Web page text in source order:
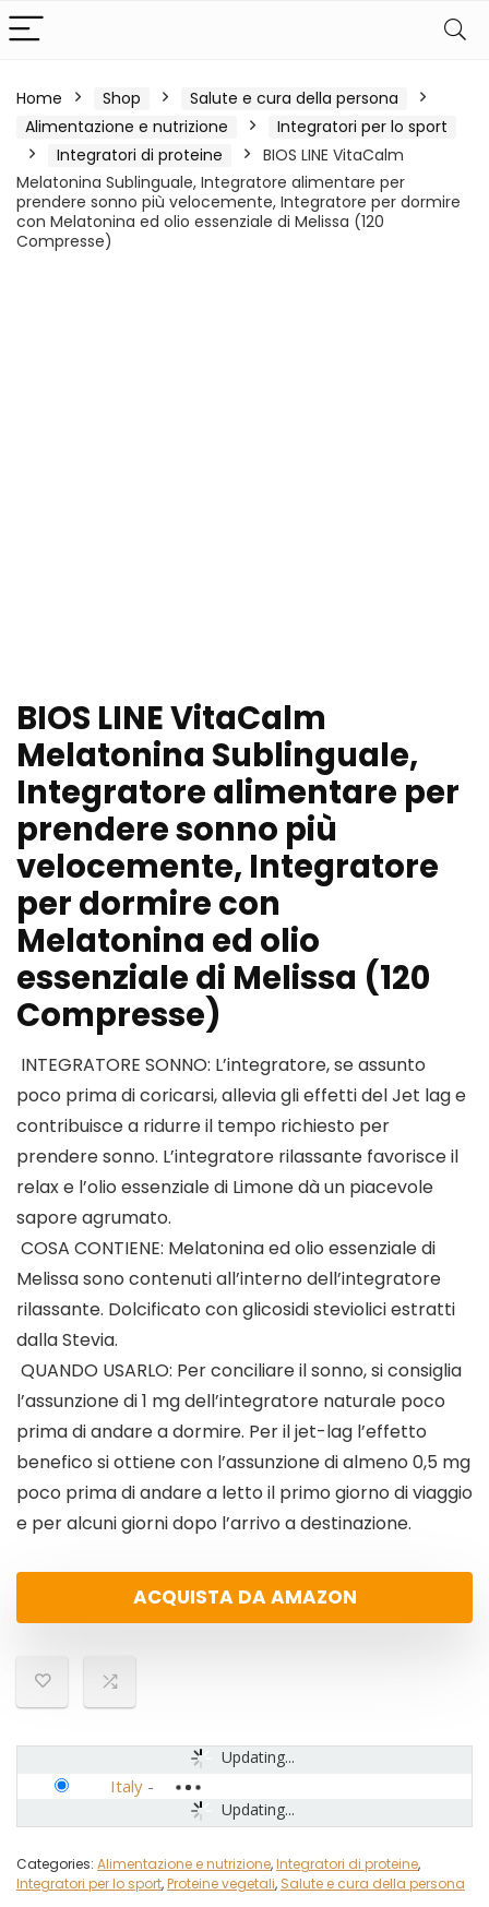
Home Shop
Salute e cura della persona
Alimentazione e nutrizione
Integratori per lo sport
Integratori di proteine
BIOS LINE VitaCalm
Melatonina Sublinguale, Integratore alimentare per
prendere sonno più velocemente, Integratore per dormire
con Melatonina ed olio essenziale di Melissa (120
Compresse)
BIOS LINE VitaCalm
Melatonina Sublinguale,
Integratore alimentare per
prendere sonno più
velocemente, Integratore
per dormire con
Melatonina ed olio
essenziale di Melissa (120
Compresse)
️ INTEGRATORE SONNO: L’integratore, se assunto
poco prima di coricarsi, allevia gli effetti del Jet lag e
contribuisce a ridurre il tempo richiesto per
prendere sonno. L’integratore rilassante favorisce il
relax e l’olio essenziale di Limone dà un piacevole
sapore agrumato.
️ COSA CONTIENE: Melatonina ed olio essenziale di
Melissa sono contenuti all’interno dell’integratore
rilassante. Dolcificato con glicosidi steviolici estratti
dalla Stevia.
️ QUANDO USARLO: Per conciliare il sonno, si consiglia
l’assunzione di 1 mg dell’integratore naturale poco
prima di andare a dormire. Per il jet-lag l’effetto
benefico si ottiene con l’assunzione di almeno 0,5 mg
poco prima di andare a letto il primo giorno di viaggio
e per alcuni giorni dopo l’arrivo a destinazione.
ACQUISTA DA AMAZON
Updating...
Updating...
Italy -
Categories: Alimentazione e nutrizione,Integratori di proteine,
Integratori per lo sport,Proteine vegetali, Salute e cura della persona